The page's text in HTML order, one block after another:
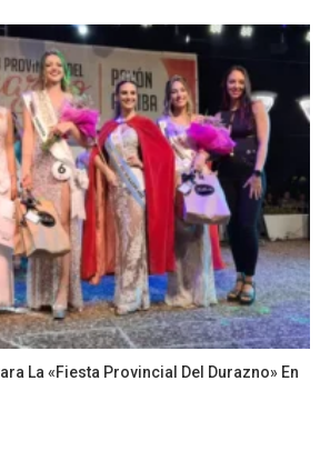
La «Fiesta Provincial Del Durazno» En